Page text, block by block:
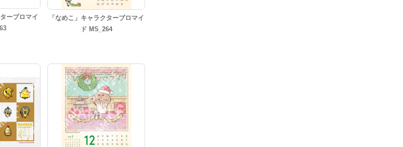
ーブロマイ
「なめこ」キャラクターブロマイ
ド MS_264